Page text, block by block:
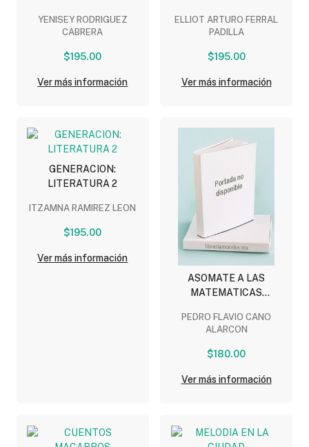
YENISEY RODRIGUEZ
CABRERA
$195.00
Ver más información
ELLIOT ARTURO FERRAL
PADILLA
$195.00
Ver más información
GENERACION:
LITERATURA 2
ITZAMNA RAMIREZ LEON
$195.00
Ver más información
ASOMATE A LAS
MATEMATICAS
PEDRO FLAVIO CANO
ALARCON
$180.00
Ver más información